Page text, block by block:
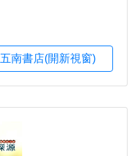
五南書店(開新視窗)